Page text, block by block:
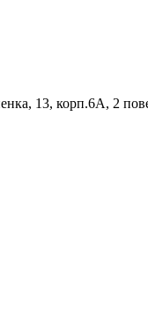
13, корп.6А, 2